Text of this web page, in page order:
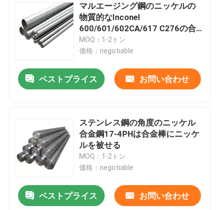
マルエージング鋼のニッケルの
物質的なInconel
600/601/602CA/617 C276の合
金鋼棒
MOQ：1-2トン
価格：negotiable
ベストプライス お問い合わせ
ステンレス鋼の角度のニッケル
合金鋼17-4PHは合金棒にニッケ
ルを被せる
MOQ：1-2トン
価格：negotiable
ベストプライス お問い合わせ